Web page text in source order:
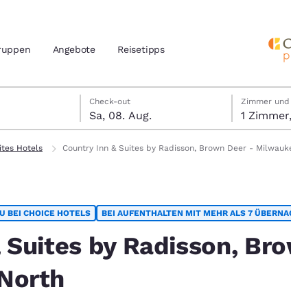
Estados Unidos
Angebote Reisetipps
Check-out
Sa, 08. Aug.
Check-out-Datum ausgewählt
Check-in-Datum ausgewählt
Zimmer und
Hotels Country Inn & Suites by Radisson, Brown Deer -
BEI CHOICE HOTELS BEI AUFENTHALTEN MIT MEHR ALS 7
by Radisson,